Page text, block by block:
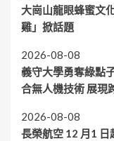
大崗山龍眼蜂蜜文
雞」掀話題
2026-08-08
義守大學勇奪綠點
合無人機技術 展現
2026-08-08
長榮航空 12 月1